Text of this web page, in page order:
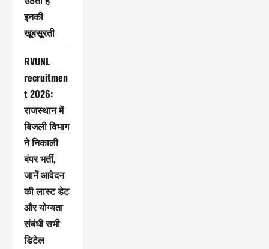
इनकी
खूबसूरती
RVUNL
recruitmen
t 2026:
राजस्थान में
बिजली विभाग
ने निकाली
बंपर भर्ती,
जानें आवेदन
की लास्ट डेट
और योग्यता
संबंधी सभी
डिटेल